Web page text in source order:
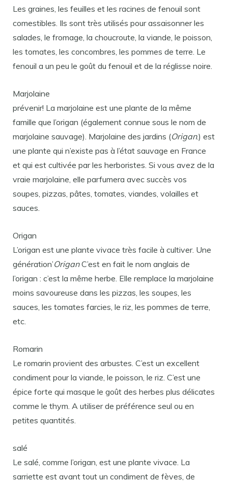
Les graines, les feuilles et les racines de fenouil sont
comestibles. Ils sont très utilisés pour assaisonner les
salades, le fromage, la choucroute, la viande, le poisson,
les tomates, les concombres, les pommes de terre. Le
fenouil a un peu le goût du fenouil et de la réglisse noire.
Marjolaine
prévenir! La marjolaine est une plante de la même
famille que l’origan (également connue sous le nom de
marjolaine sauvage). Marjolaine des jardins (Origan.) est
une plante qui n’existe pas à l’état sauvage en France
et qui est cultivée par les herboristes. Si vous avez de la
vraie marjolaine, elle parfumera avec succès vos
soupes, pizzas, pâtes, tomates, viandes, volailles et
sauces.
Origan
L’origan est une plante vivace très facile à cultiver. Une
génération’OriganC’est en fait le nom anglais de
l’origan : c’est la même herbe. Elle remplace la marjolaine
moins savoureuse dans les pizzas, les soupes, les
sauces, les tomates farcies, le riz, les pommes de terre,
etc.
Romarin
Le romarin provient des arbustes. C’est un excellent
condiment pour la viande, le poisson, le riz. C’est une
épice forte qui masque le goût des herbes plus délicates
comme le thym. A utiliser de préférence seul ou en
petites quantités.
salé
Le salé, comme l’origan, est une plante vivace. La
sarriette est avant tout un condiment de fèves, de